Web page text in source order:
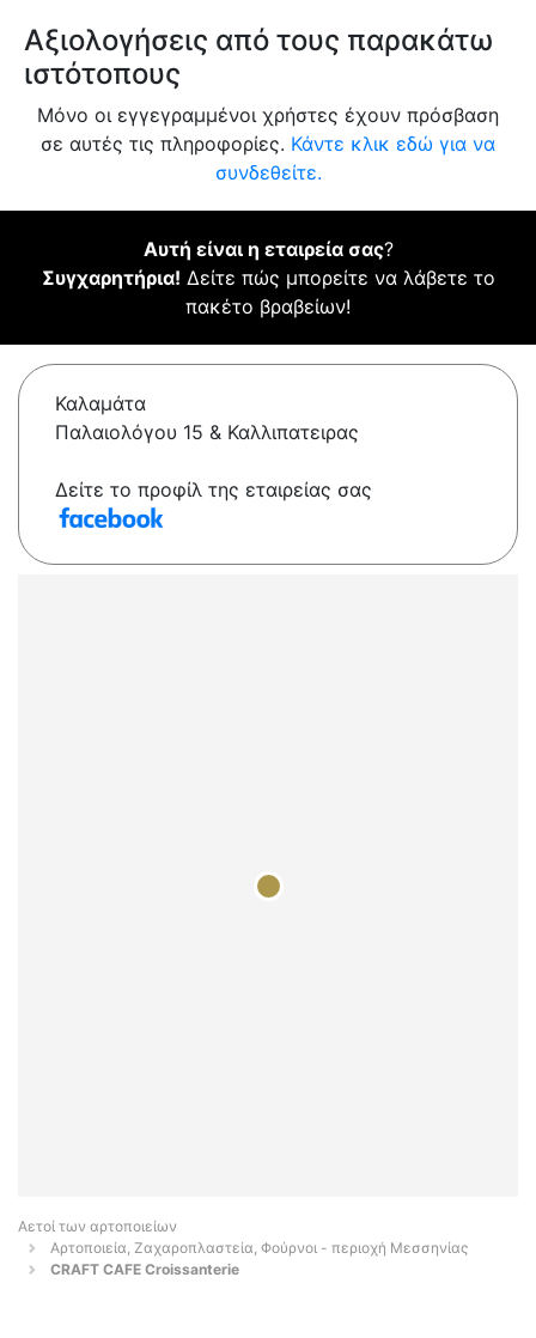
Αξιολογήσεις από τους παρακάτω
ιστότοπους
Μόνο οι εγγεγραμμένοι χρήστες έχουν πρόσβαση
σε αυτές τις πληροφορίες. Κάντε κλικ εδώ για να
συνδεθείτε.
Αυτή είναι η εταιρεία σας?
Συγχαρητήρια! Δείτε πώς μπορείτε να λάβετε το
πακέτο βραβείων!
Καλαμάτα
Παλαιολόγου 15 & Καλλιπατειρας
Δείτε το προφίλ της εταιρείας σας
Αετοί των αρτοποιείων
Αρτοποιεία, Ζαχαροπλαστεία, Φούρνοι - περιοχή Μεσσηνίας
CRAFT CAFE Croissanterie